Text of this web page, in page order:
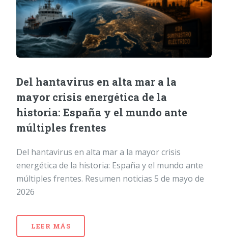
Del hantavirus en alta mar a la
mayor crisis energética de la
historia: España y el mundo ante
múltiples frentes
Del hantavirus en alta mar a la mayor crisis
energética de la historia: España y el mundo ante
múltiples frentes. Resumen noticias 5 de mayo de
2026
LEER MÁS